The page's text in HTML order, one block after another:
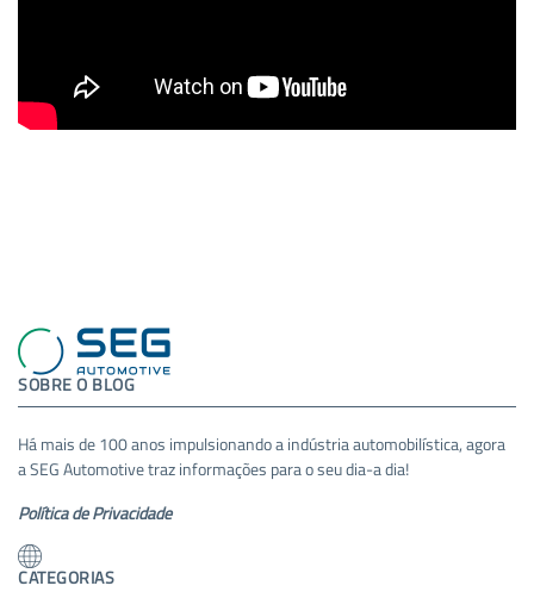
SOBRE O BLOG
Há mais de 100 anos impulsionando a indústria automobilística, agora
a SEG Automotive traz informações para o seu dia-a dia!
Política de Privacidade
CATEGORIAS